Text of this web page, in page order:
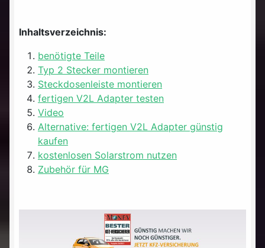
Inhaltsverzeichnis:
benötigte Teile
Typ 2 Stecker montieren
Steckdosenleiste montieren
fertigen V2L Adapter testen
Video
Alternative: fertigen V2L Adapter günstig
kaufen
kostenlosen Solarstrom nutzen
Zubehör für MG